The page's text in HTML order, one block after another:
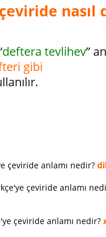
nasıl
deftera tevlihev”
gibi
çeviride anlamı nedir?
çeviride anlamı
çeviride anlamı nedir?